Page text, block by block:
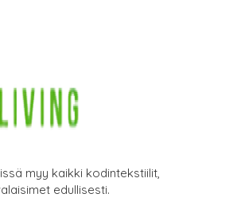
myy kaikki kodintekstiilit,
edullisesti.